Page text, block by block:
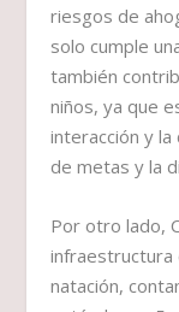
riesgos de
solo cumple
también
niños, ya que
interacción y
de metas y la
Por otro lado,
infraestructura
natación,